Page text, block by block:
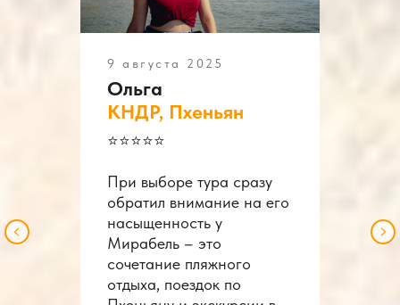
9 августа 2025
Ольга
КНДР, Пхеньян
⭐️⭐️⭐️⭐️⭐️
При выборе тура сразу
обратил внимание на его
насыщенность у
Мирабель – это
сочетание пляжного
отдыха, поездок по